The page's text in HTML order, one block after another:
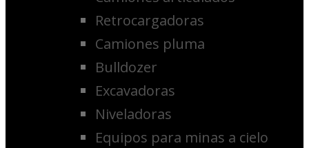
Retrocargadoras
Camiones pluma
Bulldozer
Excavadoras
Niveladoras
Equipos para minas a cielo